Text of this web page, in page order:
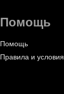
Помощь
Помощь
Правила и условия